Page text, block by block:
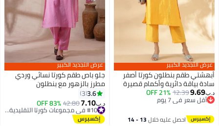
عرض التجديد الكبير
أبهشتي طقم بنطلون كورتا أصفر
سادة بياقة دائرية وأكمام قصيرة
منتفخة
د.ب‏9.69
12.39
21% OFF
أقل سعر في 7 يوم
أقل سعر في 7 يوم
احصل عليه خلال 13 - 14
عرض التجديد الكبير
جلو باص طقم كورتا نسائي وردي
مطرز بالزهور مع بنطلون
3.6
3
د.ب‏7.10
42.80
83% OFFأقل سعر في 30 يوم